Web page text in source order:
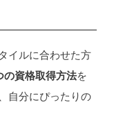
イルに合わせた方
の資格取得方法を
自分にぴったりの